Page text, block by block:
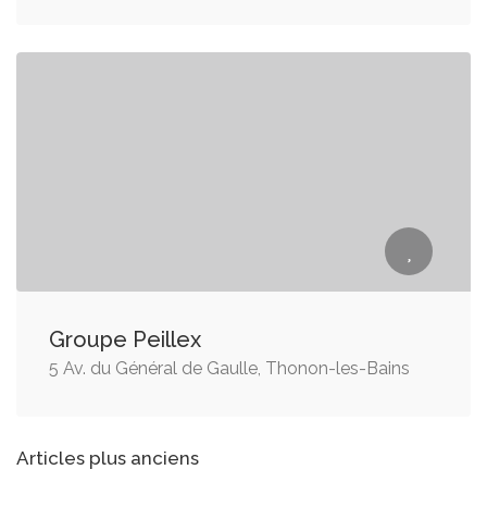
Groupe Peillex
5 Av. du Général de Gaulle, Thonon-les-Bains
Navigation
Articles plus anciens